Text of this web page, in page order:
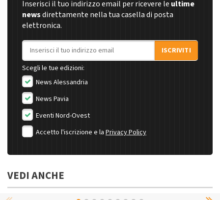
Inserisci il tuo indirizzo email per ricevere le ultime
newsdirettamente nella tua casella di posta
elettronica.
Indirizzo email
ISCRIVITI
Scegli le tue edizioni:
News Alessandria
News Pavia
Eventi Nord-Ovest
Accetto l'iscrizione e la Privacy Policy
VEDI ANCHE